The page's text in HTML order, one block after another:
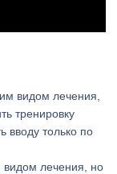
видом лечения, но